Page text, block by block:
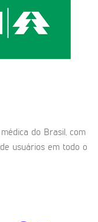
do Brasil, com
usuários em todo o